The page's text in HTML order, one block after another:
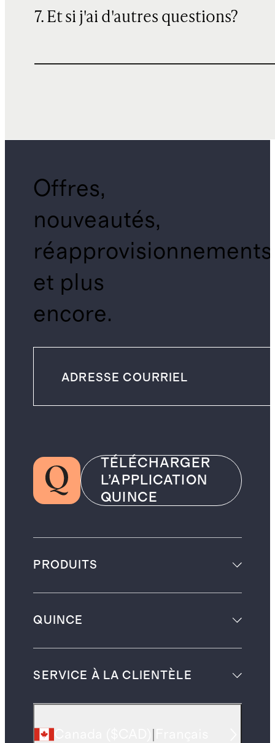
7. Et si j'ai d'autres questions?
Offres,
nouveautés,
réapprovisionnements
et plus
encore.
TÉLÉCHARGER
L’APPLICATION
QUINCE
PRODUITS
QUINCE
SERVICE À LA CLIENTÈLE